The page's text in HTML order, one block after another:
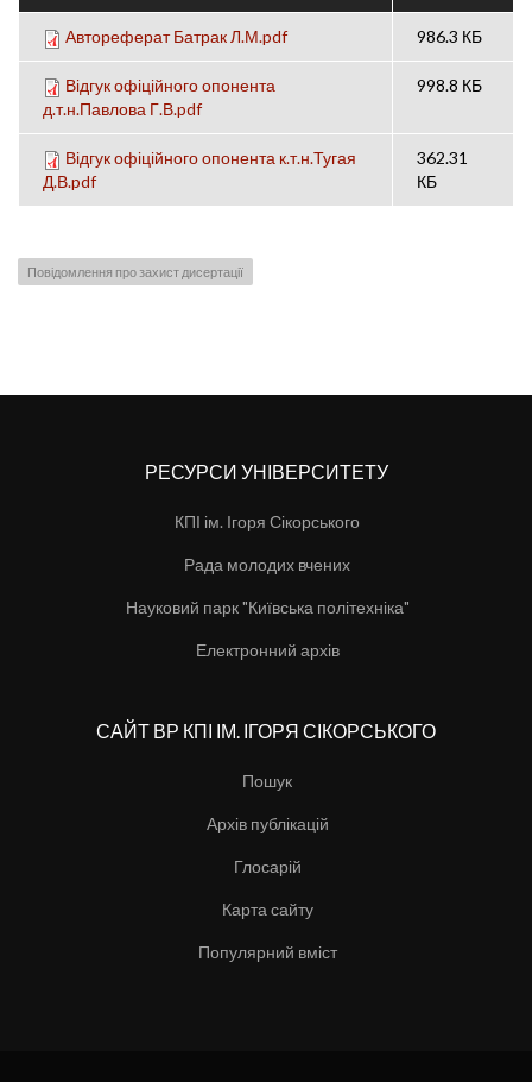
Автореферат Батрак Л.М.pdf 986.3 КБ
Відгук офіційного опонента
д.т.н.Павлова Г.В.pdf
998.8 КБ
Відгук офіційного опонента к.т.н.Тугая
Д.В.pdf
362.31
КБ
Повідомлення про захист дисертації
РЕСУРСИ УНІВЕРСИТЕТУ
КПІ ім. Ігоря Сікорського
Рада молодих вчених
Науковий парк "Київська політехніка"
Електронний архів
САЙТ ВР КПІ ІМ. ІГОРЯ СІКОРСЬКОГО
Пошук
Архів публікацій
Глосарій
Карта сайту
Популярний вміст